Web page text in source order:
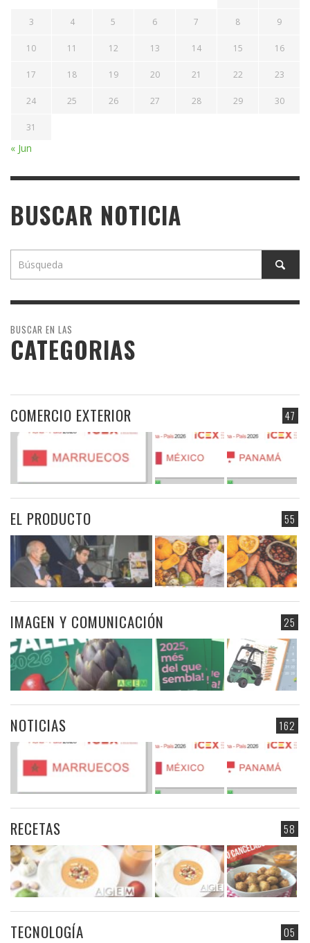
3 4 5 6 7 8 9
10 11 12 13 14 15 16
17 18 19 20 21 22 23
24 25 26 27 28 29 30
31
« Jun
BUSCAR NOTICIA
BUSCAR EN LAS
CATEGORIAS
47
COMERCIO EXTERIOR
55
EL PRODUCTO
25
IMAGEN Y COMUNICACIÓN
162
NOTICIAS
58
RECETAS
05
TECNOLOGÍA